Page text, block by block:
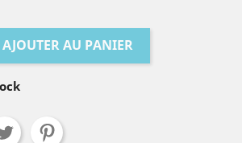
AJOUTER AU PANIER